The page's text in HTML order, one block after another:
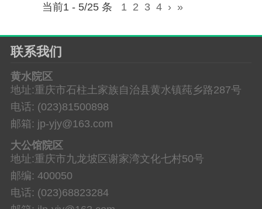
当前1 - 5/25 条 1 2 3 4 › »
联系我们
黄水院区
地址:重庆市石柱土家族自治县黄水镇莼乡路287号
电话: (023)81500898
邮箱: jp-yjy@163.com
大公馆院区
地址:重庆市九龙坡区谢家湾文化七村50号
邮编: 400050
电话: (023)68823284